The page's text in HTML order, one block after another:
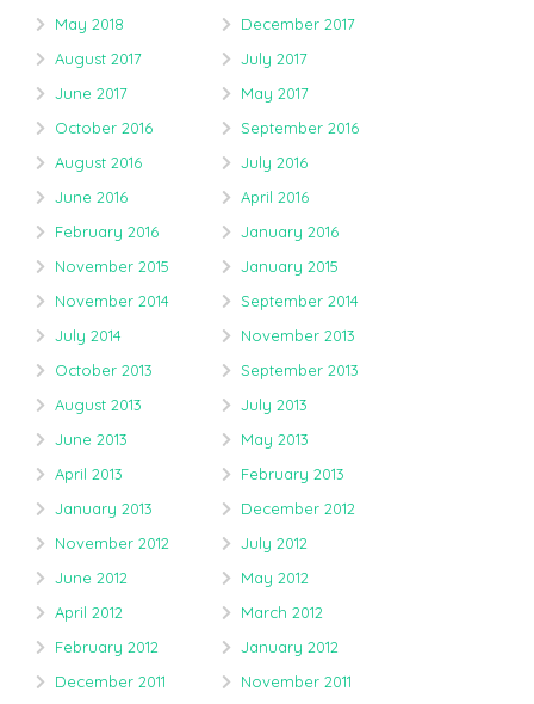
May 2018
December 2017
August 2017
July 2017
June 2017
May 2017
October 2016
September 2016
August 2016
July 2016
June 2016
April 2016
February 2016
January 2016
November 2015
January 2015
November 2014
September 2014
July 2014
November 2013
October 2013
September 2013
August 2013
July 2013
June 2013
May 2013
April 2013
February 2013
January 2013
December 2012
November 2012
July 2012
June 2012
May 2012
April 2012
March 2012
February 2012
January 2012
December 2011
November 2011